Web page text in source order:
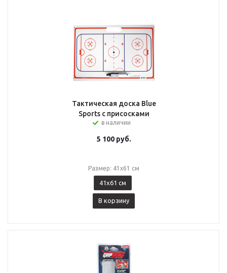
Тактическая доска Blue
Sports с присосками
в наличии
5 100руб.
Размер: 41x61 см
41x61 см
В корзину